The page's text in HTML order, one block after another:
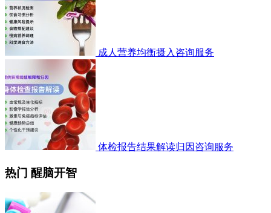
成人营养均衡摄入咨询服务
体检报告结果解读归因咨询服务
热门 醒脑开智